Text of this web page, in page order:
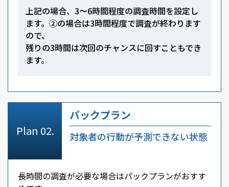
上記の場合、3～6時間程度の調査時間を設定し
ます。②の場合は3時間程度で調査が終わります
ので、
残りの3時間は次回のチャンスに回すこともでき
ます。
パックプラン
対象者の行動が予測できない状態
長時間の調査が必要な場合はパックプランがおすす